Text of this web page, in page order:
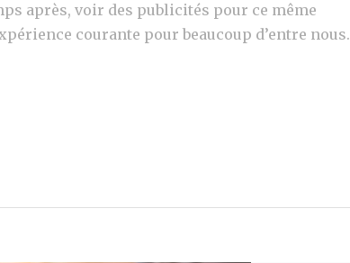
après, voir des publicités pour ce même
courante pour beaucoup d’entre nous.